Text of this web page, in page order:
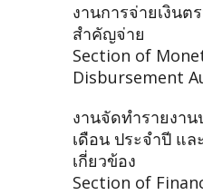
งานการจ่ายเงินต
สำคัญจ่าย
Section of
Disbursement
งานจัดทำรายงา
เดือน ประจำปี แ
เกี่ยวข้อง
Section of